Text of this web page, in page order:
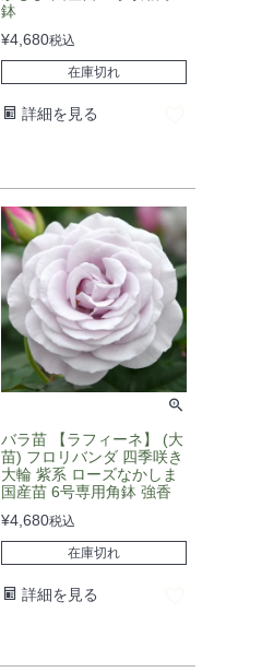
鉢
¥4,680税込
在庫切れ
詳細を見る
バラ苗 【ラフィーネ】 (大
苗) フロリバンダ 四季咲き
大輪 紫系 ローズなかしま
国産苗 6号専用角鉢 強香
¥4,680税込
在庫切れ
詳細を見る